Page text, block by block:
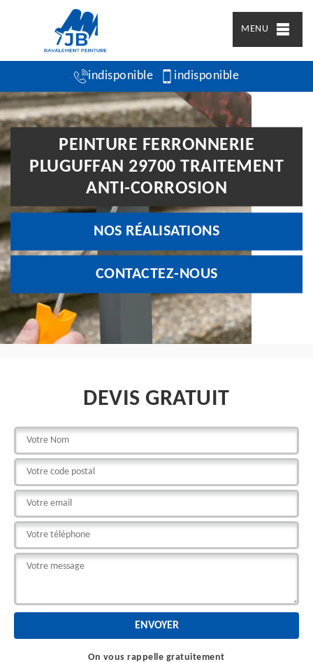
MENU
indisponible indisponible
PEINTURE FERRONNERIE
PLUGUFFAN 29700 TRAITEMENT
ANTI-CORROSION
NOS RÉALISATIONS
CONTACTEZ-NOUS
DEVIS GRATUIT
On vous rappelle gratuitement